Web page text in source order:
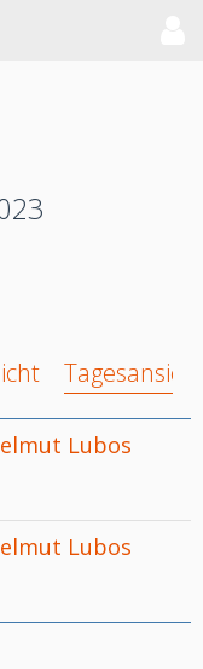
Tagesansicht
Lubos
Lubos